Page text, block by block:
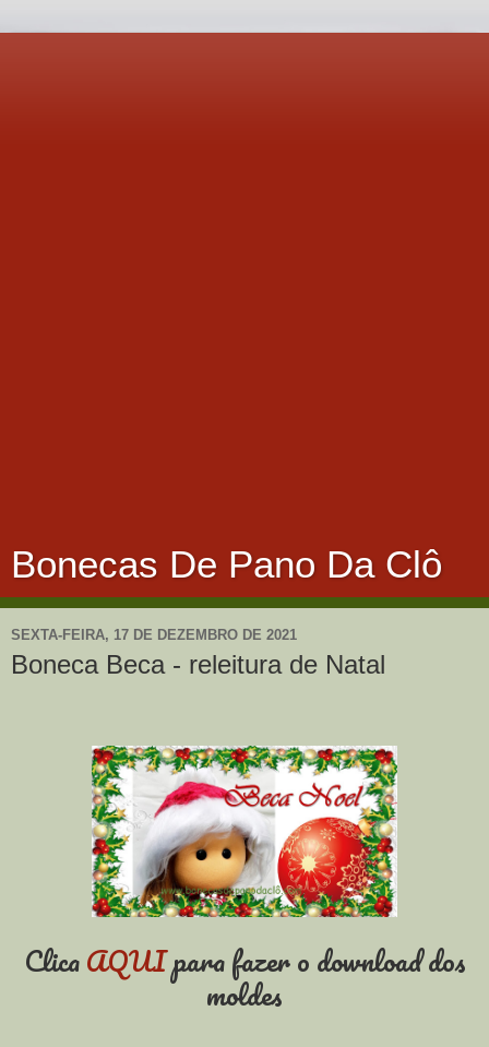
Bonecas De Pano Da Clô
SEXTA-FEIRA, 17 DE DEZEMBRO DE 2021
Boneca Beca - releitura de Natal
ClicaAQUIpara fazer o download dos
moldes